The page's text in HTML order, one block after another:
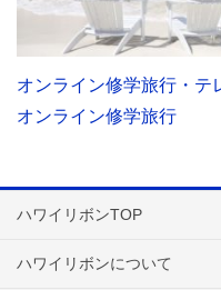
オンライン修学旅行・テ
オンライン修学旅行
ハワイリボンTOP
ハワイリボンについて